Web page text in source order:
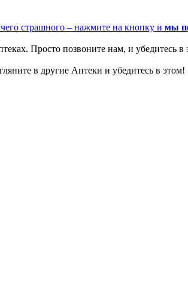
страшного – нажмите на кнопку и мы
Просто позвоните нам, и убедитесь в
в другие Аптеки и убедитесь в этом!